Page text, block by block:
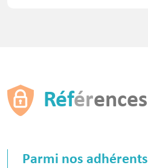
Références
Parmi nos adhérents